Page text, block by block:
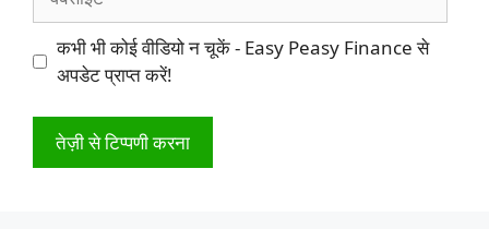
कभी भी कोई वीडियो न चूकें - Easy Peasy Finance से
अपडेट प्राप्त करें!